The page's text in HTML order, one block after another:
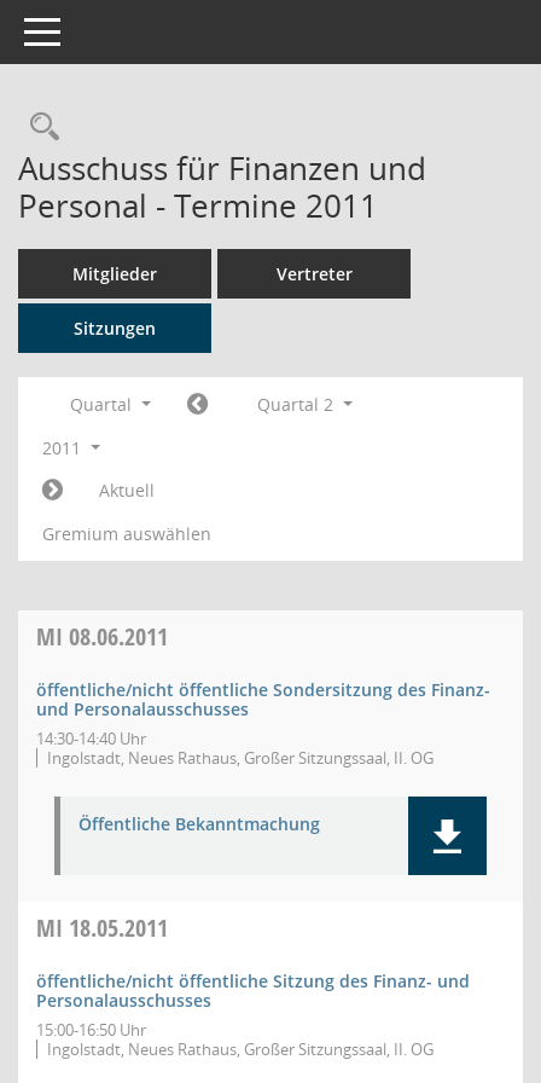
Toggle navigation
Rechercheauswahl
Ausschuss für Finanzen und
Personal - Termine 2011
Mitglieder Vertreter
Sitzungen
Quartal
Quartal 2
2011
Aktuell
Gremium auswählen
MI 08.06.2011
öffentliche/nicht öffentliche Sondersitzung des Finanz-
und Personalausschusses
14:30-14:40 Uhr
Ingolstadt, Neues Rathaus, Großer Sitzungssaal, II. OG
Öffentliche Bekanntmachung
MI 18.05.2011
öffentliche/nicht öffentliche Sitzung des Finanz- und
Personalausschusses
15:00-16:50 Uhr
Ingolstadt, Neues Rathaus, Großer Sitzungssaal, II. OG